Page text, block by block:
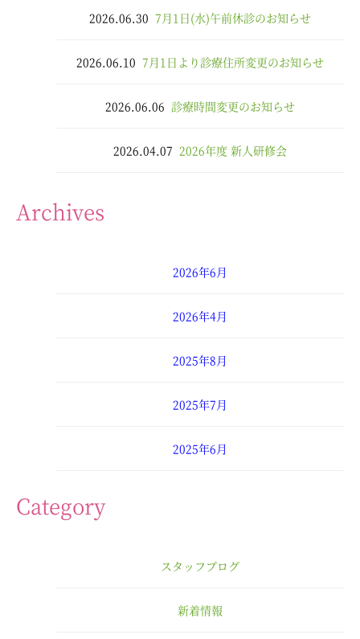
2026.06.30 7月1日(水)午前休診のお知らせ
2026.06.10 7月1日より診療住所変更のお知らせ
2026.06.06 診療時間変更のお知らせ
2026.04.07 2026年度 新人研修会
Archives
2026年6月
2026年4月
2025年8月
2025年7月
2025年6月
Category
スタッフブログ
新着情報